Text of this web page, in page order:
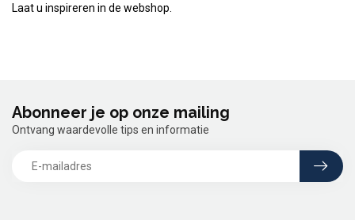
Laat u inspireren in de webshop.
Abonneer je op onze mailing
Ontvang waardevolle tips en informatie